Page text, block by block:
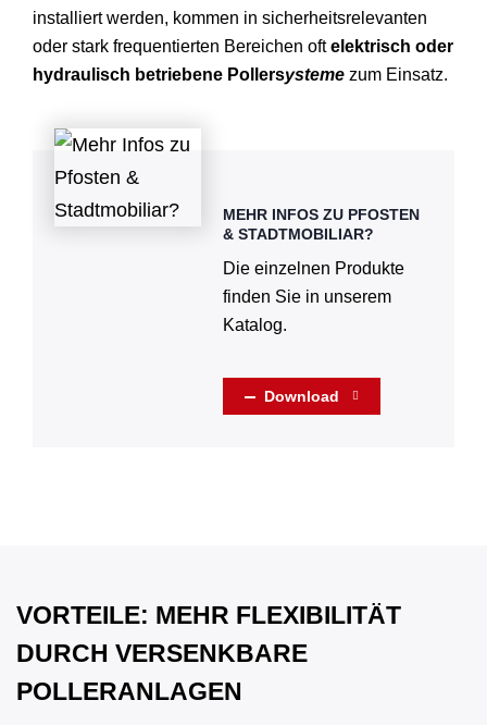
installiert werden, kommen in sicherheitsrelevanten
oder stark frequentierten Bereichen oftelektrisch oder
hydraulisch betriebene Pollersysteme zum Einsatz.
MEHR INFOS ZU PFOSTEN
& STADTMOBILIAR?
Die einzelnen Produkte
finden Sie in unserem
Katalog.
Download
VORTEILE: MEHR FLEXIBILITÄT
DURCH VERSENKBARE
POLLERANLAGEN